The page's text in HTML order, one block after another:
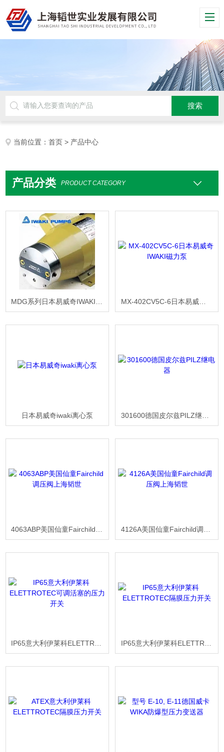
当前位置：首页 > 产品中心
产品分类 PRODUCT CATEGORY
MDG系列日本易威奇IWAKI齿轮泵上海韬世 MX-402CV5C-6日本易威奇IWAKI磁力泵
日本易威奇iwaki离心泵 301600德国皮尔兹PILZ继电器
4063ABP美国仙童Fairchild调压阀上海韬世 4126A美国仙童Fairchild调压阀上海韬世
IP65意大利伊莱科ELETTROTEC可调活塞的压力开关 IP65意大利伊莱科ELETTROTEC隔膜压力开关